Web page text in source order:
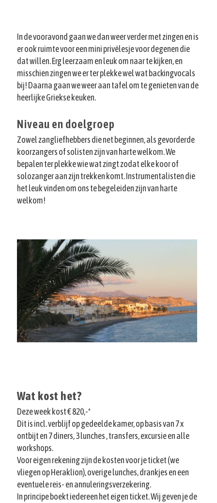
In de vooravond gaan we dan weer verder met zingen en is
er ook ruimte voor een mini privélesje voor degenen die
dat willen. Erg leerzaam en leuk om naar te kijken, en
misschien zingen we er ter plekke wel wat backingvocals
bij! Daarna gaan we weer aan tafel om te genieten van de
heerlijke Griekse keuken.
Niveau en doelgroep
Zowel zangliefhebbers die net beginnen, als gevorderde
koorzangers of solisten zijn van harte welkom. We
bepalen ter plekke wie wat zingt zodat elke koor of
solozanger aan zijn trekken komt. Instrumentalisten die
het leuk vinden om ons te begeleiden zijn van harte
welkom!
Wat kost het?
Deze week kost € 820,-*
Dit is incl. verblijf op gedeelde kamer, op basis van 7 x
ontbijt en 7 diners, 3 lunches , transfers, excursie en alle
workshops.
Voor eigen rekening zijn de kosten voor je ticket (we
vliegen op Heraklion), overige lunches, drankjes en een
eventuele reis- en annuleringsverzekering.
In principe boekt iedereen het eigen ticket. Wij geven je de